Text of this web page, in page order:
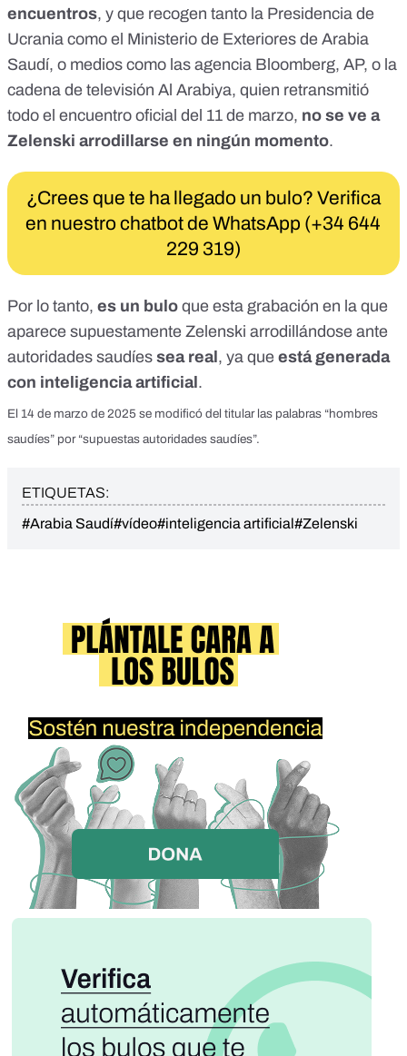
encuentros, y que recogen tanto la Presidencia de
Ucrania como el Ministerio de Exteriores de Arabia
Saudí, o medios como las agencia Bloomberg, AP, o la
cadena de televisión Al Arabiya, quien retransmitió
todo el encuentro oficial del 11 de marzo, no se ve a
Zelenski arrodillarse en ningún momento.
¿Crees que te ha llegado un bulo? Verifica
en nuestro chatbot de WhatsApp (+34 644
229 319)
Por lo tanto, es un bulo que esta grabación en la que
aparece supuestamente Zelenski arrodillándose ante
autoridades saudíes sea real, ya que está generada
con inteligencia artificial.
El 14 de marzo de 2025 se modificó del titular las palabras “hombres
saudíes” por “supuestas autoridades saudíes”.
ETIQUETAS:
#Arabia Saudí#vídeo#inteligencia artificial#Zelenski